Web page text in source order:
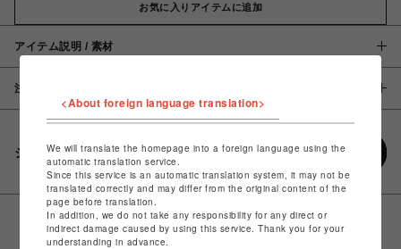
お気に入りアイテムに追加
アイテム説明 / 素材
注意事項
シェアする
<About foreign language translation>
We will translate the homepage into a foreign language using the
automatic translation service.
Since this service is an automatic translation system, it may not be
translated correctly and may differ from the original content of the
page before translation.
In addition, we do not take any responsibility for any direct or
indirect damage caused by using this service. Thank you for your
understanding in advance.